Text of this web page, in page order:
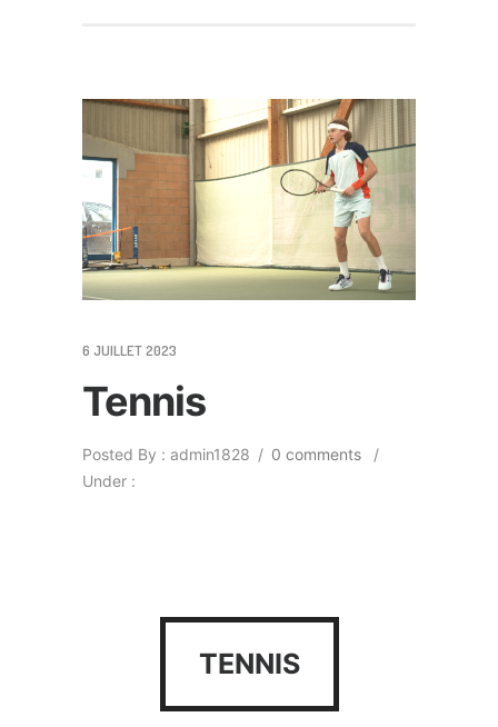
6 JUILLET 2023
Tennis
Posted By : admin1828 / 0 comments
/
Under :
TENNIS